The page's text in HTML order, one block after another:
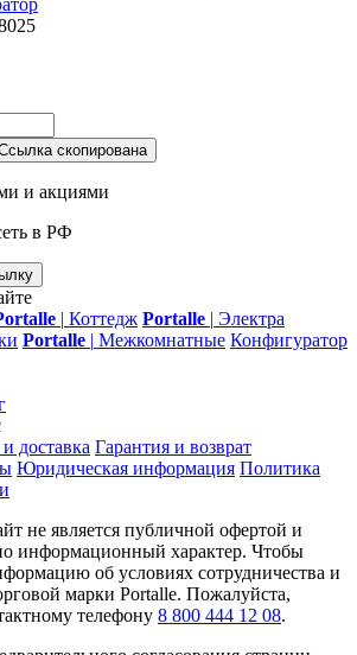
скопирована
и акциями
в РФ
| Коттедж Portalle | Электра
Portalle | Межкомнатные Конфигуратор
доставка Гарантия и возврат
Юридическая информация Политика
не является публичной офертой и
информационный характер. Чтобы
об условиях сотрудничества и
марки Portalle. Пожалуйста,
телефону 8 800 444 12 08.